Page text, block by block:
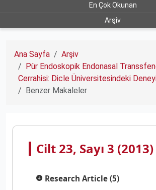
En Çok Okunan
Arşiv
Ana Sayfa
Arşiv
Pür Endoskopik Endonasal
Cerrahisi: Dicle Üniversitesindeki
Benzer Makaleler
Cilt 23, Sayı 3 (2013)
Research Article (5)